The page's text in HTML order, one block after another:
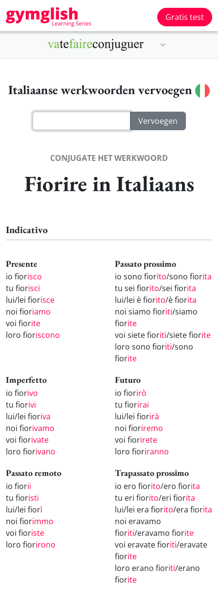
Gratis test
Italiaanse werkwoorden vervoegen
CONJUGATE HET WERKWOORD
Fiorire in Italiaans
Indicativo
Presente
io fiorisco
tu fiorisci
lui/lei fiorisce
noi fioriamo
voi fiorite
loro fioriscono
Passato prossimo
io sono fiorito/sono fiorita
tu sei fiorito/sei fiorita
lui/lei è fiorito/è fiorita
noi siamo fioriti/siamo
fiorite
voi siete fioriti/siete fiorite
loro sono fioriti/sono
fiorite
Imperfetto
io fiorivo
tu fiorivi
lui/lei fioriva
noi fiorivamo
voi fiorivate
loro fiorivano
Futuro
io fiorirò
tu fiorirai
lui/lei fiorirà
noi fioriremo
voi fiorirete
loro fioriranno
Passato remoto
io fiorii
tu fioristi
lui/lei fiorì
noi fiorimmo
voi fioriste
loro fiorirono
Trapassato prossimo
io ero fiorito/ero fiorita
tu eri fiorito/eri fiorita
lui/lei era fiorito/era fiorita
noi eravamo
fioriti/eravamo fiorite
voi eravate fioriti/eravate
fiorite
loro erano fioriti/erano
fiorite